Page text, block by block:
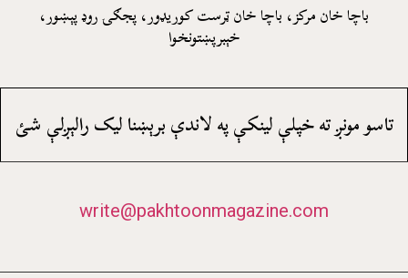
باچا خان مرکز، باچا خان ټرست کوريډور، پجګۍ روډ پېښور،
خېبرپښتونخوا
تاسو مونږ ته خپلې لينکې په لاندې برېښنا ليک رالېږلې شئ
write@pakhtoonmagazine.com